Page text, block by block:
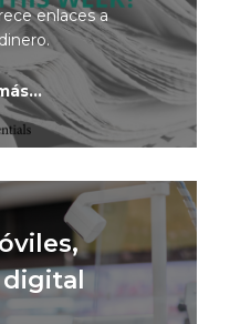
enlaces a
digital